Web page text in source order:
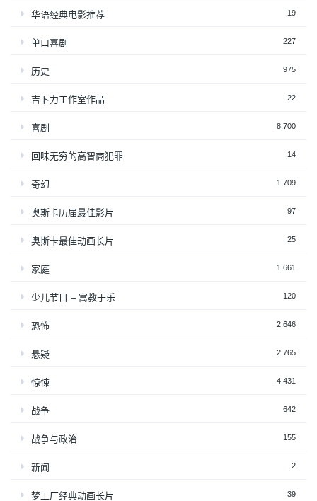
华语经典电影推荐 19
单口喜剧 227
历史 975
吉卜力工作室作品 22
喜剧 8,700
回味无穷的高智商犯罪 14
奇幻 1,709
奥斯卡历届最佳影片 97
奥斯卡最佳动画长片 25
家庭 1,661
少儿节目 – 寓教于乐 120
恐怖 2,646
悬疑 2,765
惊悚 4,431
战争 642
战争与政治 155
新闻 2
梦工厂经典动画长片 39